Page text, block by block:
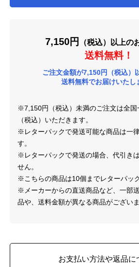
7,150円 （税込）以上の
送料無料！
ご注文金額が7,150円（税込）
送料無料でお届けいたし
※7,150円（税込）未満のご注文は全国
（税込）いただきます。
※レターパックで発送可能な商品は一
す。
※レターパックで発送の場合、代引き
せん。
※こちらの商品は10個までレターパッ
※メーカーからの直送商品など、一部
品や、送料金額が異なる商品がございま
お支払い方法や返品に